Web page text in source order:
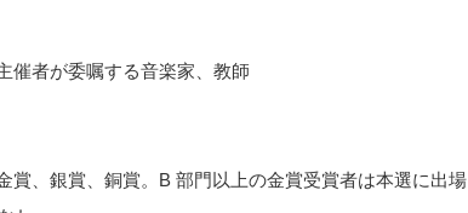
催者が委嘱する音楽家、教師
賞、銀賞、銅賞。B 部門以上の金賞受賞者は本選に出場